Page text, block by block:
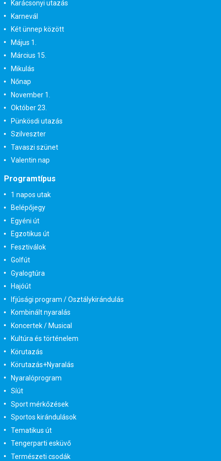
Karácsonyi utazás
Karnevál
Két ünnep között
Május 1.
Március 15.
Mikulás
Nőnap
November 1.
Október 23.
Pünkösdi utazás
Szilveszter
Tavaszi szünet
Valentin nap
Programtípus
1 napos utak
Belépőjegy
Egyéni út
Egzotikus út
Fesztiválok
Golfút
Gyalogtúra
Hajóút
Ifjúsági program / Osztálykirándulás
Kombinált nyaralás
Koncertek / Musical
Kultúra és történelem
Körutazás
Körutazás+Nyaralás
Nyaralóprogram
Síút
Sport mérkőzések
Sportos kirándulások
Tematikus út
Tengerparti esküvő
Természeti csodák